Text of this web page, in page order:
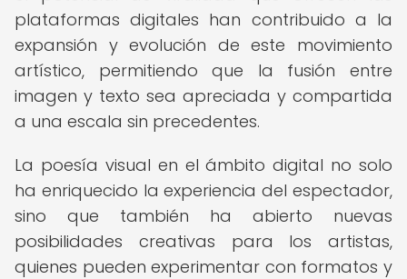
plataformas digitales han contribuido a la
expansión y evolución de este movimiento
artístico, permitiendo que la fusión entre
imagen y texto sea apreciada y compartida
a una escala sin precedentes.
La poesía visual en el ámbito digital no solo
ha enriquecido la experiencia del espectador,
sino que también ha abierto nuevas
posibilidades creativas para los artistas,
quienes pueden experimentar con formatos y